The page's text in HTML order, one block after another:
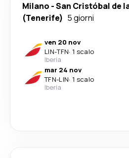
Milano -San Cristóbal de
(Tenerife) 5 giorni
ven 20 nov
LIN-TFN· 1 scalo
Iberia
mar 24 nov
TFN-LIN· 1 scalo
Iberia